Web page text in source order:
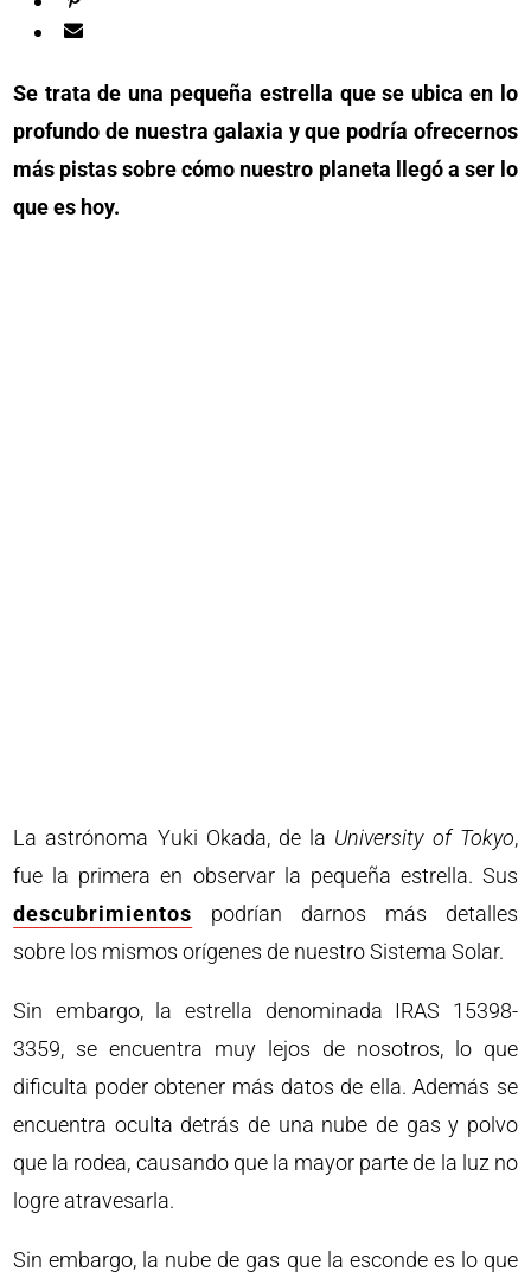
Se trata de una pequeña estrella que se ubica en lo
profundo de nuestra galaxia y que podría ofrecernos
más pistas sobre cómo nuestro planeta llegó a ser lo
que es hoy.
La astrónoma Yuki Okada, de la University of Tokyo,
fue la primera en observar la pequeña estrella. Sus
descubrimientos podrían darnos más detalles
sobre los mismos orígenes de nuestro Sistema Solar.
Sin embargo, la estrella denominada IRAS 15398-
3359, se encuentra muy lejos de nosotros, lo que
dificulta poder obtener más datos de ella. Además se
encuentra oculta detrás de una nube de gas y polvo
que la rodea, causando que la mayor parte de la luz no
logre atravesarla.
Sin embargo, la nube de gas que la esconde es lo que